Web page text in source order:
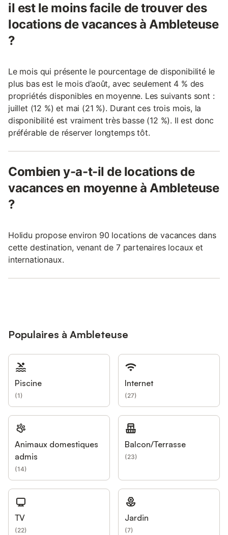
il est le moins facile de trouver des
locations de vacances à Ambleteuse
?
Le mois qui présente le pourcentage de disponibilité le
plus bas est le mois d’août, avec seulement 4 % des
propriétés disponibles en moyenne. Les suivants sont :
juillet (12 %) et mai (21 %). Durant ces trois mois, la
disponibilité est vraiment très basse (12 %). Il est donc
préférable de réserver longtemps tôt.
Combien y-a-t-il de locations de
vacances en moyenne à Ambleteuse
?
Holidu propose environ 90 locations de vacances dans
cette destination, venant de 7 partenaires locaux et
internationaux.
Populaires à Ambleteuse
Piscine
(1)
Internet
(27)
Animaux domestiques
admis
(14)
Balcon/Terrasse
(23)
TV
(22)
Jardin
(7)